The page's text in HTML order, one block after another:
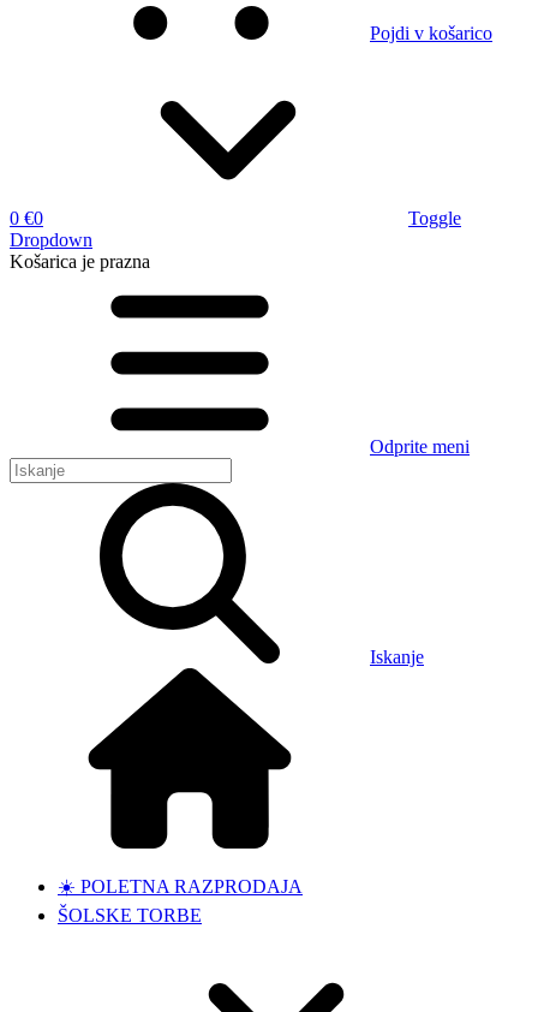
Pojdi v košarico
0 €0
Toggle
Dropdown
Košarica je prazna
Odprite meni
Iskanje
☀️ POLETNA RAZPRODAJA
ŠOLSKE TORBE